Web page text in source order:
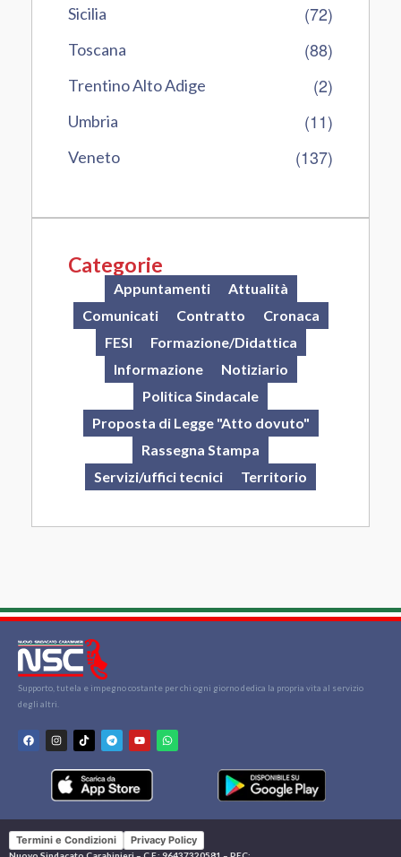
Sicilia (72)
Toscana (88)
Trentino Alto Adige (2)
Umbria (11)
Veneto (137)
Categorie
Appuntamenti
Attualità
Comunicati
Contratto
Cronaca
FESI
Formazione/Didattica
Informazione
Notiziario
Politica Sindacale
Proposta di Legge "Atto dovuto"
Rassegna Stampa
Servizi/uffici tecnici
Territorio
Supporto, tutela e impegno costante per chi ogni giorno dedica la propria vita al servizio
degli altri.
Termini e Condizioni Privacy Policy